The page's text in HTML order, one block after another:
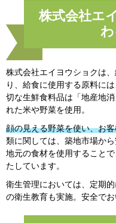
株式会社エ
株式会社エイヨウショクは
り、給食に使用する原料に
切な生鮮食料品は「地産地
れた米や野菜を使用。
顔の見える野菜を使い、お
類に関しては、築地市場か
地元の食材を使用すること
たしています。
衛生管理においては、定期
の衛生教育も実施。安全で